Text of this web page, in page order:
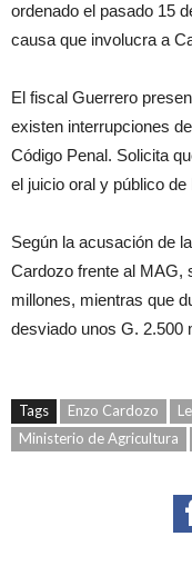
ordenado el pasado 15
causa que involucra a
El fiscal Guerrero
existen interrupciones
Código Penal. Solicita
el juicio oral y público
Según la acusación de
Cardozo frente al MAG,
millones, mientras que
desviado unos G. 2.500
Tags Enzo Cardozo
Ministerio de Agricultura